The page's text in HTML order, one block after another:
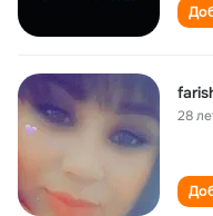
28